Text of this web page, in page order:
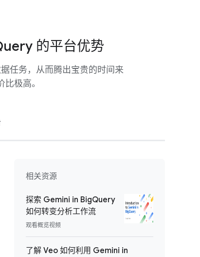
的平台优势
任务，从而腾出宝贵的时间来
极高。
相关资源
探索 Gemini in BigQuery
如何转变分析工作流
观看概览视频
了解 Veo 如何利用 Gemini in